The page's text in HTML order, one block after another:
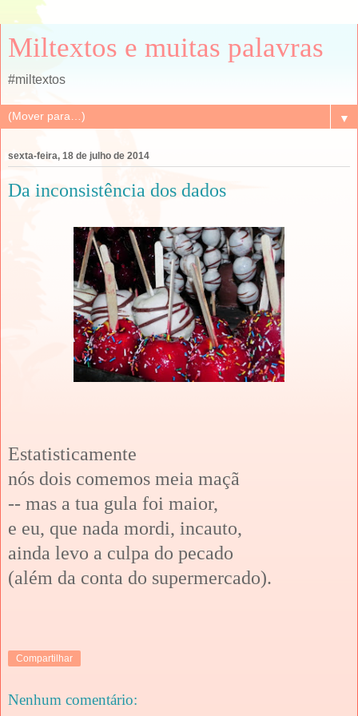
Miltextos e muitas palavras
#miltextos
▼
sexta-feira, 18 de julho de 2014
Da inconsistência dos dados
Estatisticamente
nós dois comemos meia maçã
-- mas a tua gula foi maior,
e eu, que nada mordi, incauto,
ainda levo a culpa do pecado
(além da conta do supermercado).
Compartilhar
Nenhum comentário: